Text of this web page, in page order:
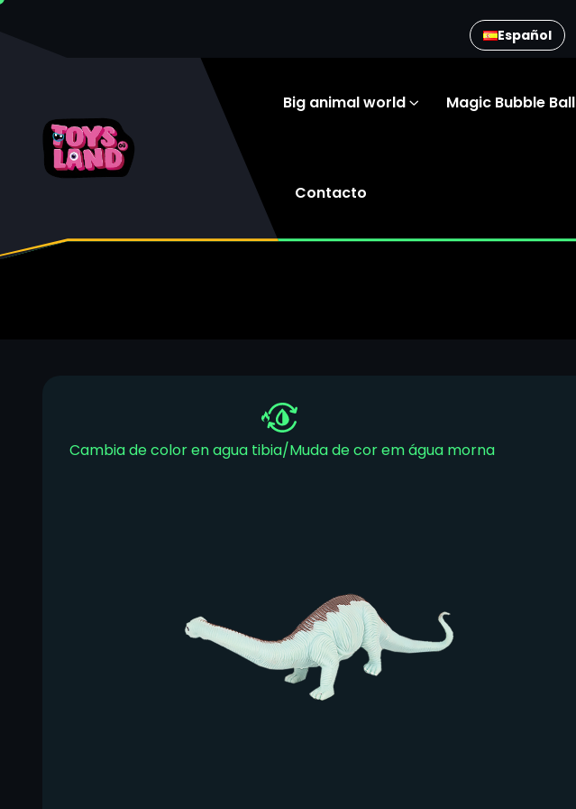
Español
Big animal world Magic Bubble Ball
Contacto
HOME
Cambia de color en agua tibia/Muda de cor em água morna